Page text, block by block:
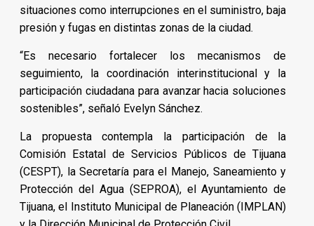
situaciones como interrupciones en el suministro, baja
presión y fugas en distintas zonas de la ciudad.
“Es necesario fortalecer los mecanismos de
seguimiento, la coordinación interinstitucional y la
participación ciudadana para avanzar hacia soluciones
sostenibles”, señaló Evelyn Sánchez.
La propuesta contempla la participación de la
Comisión Estatal de Servicios Públicos de Tijuana
(CESPT), la Secretaría para el Manejo, Saneamiento y
Protección del Agua (SEPROA), el Ayuntamiento de
Tijuana, el Instituto Municipal de Planeación (IMPLAN)